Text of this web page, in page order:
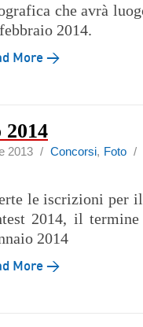
che avrà
2014.
More →
2013 /Concorsi, Foto/
le iscrizioni per
2014, il
2014
More →